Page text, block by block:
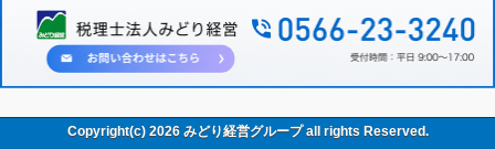
Copyright(c) 2026 みどり経営グループ all rights Reserved.